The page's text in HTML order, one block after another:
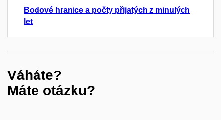
Bodové hranice a počty přijatých z minulých
let
Váháte?
Máte otázku?